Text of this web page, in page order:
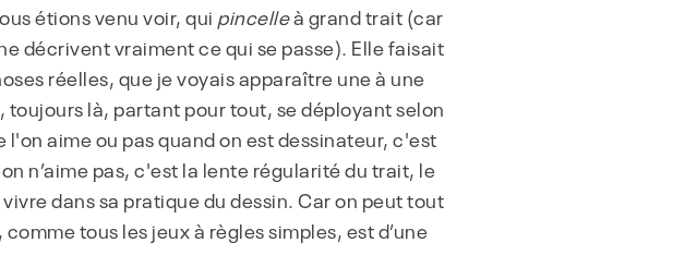
étions venu voir, qui pincelleà grand trait (car
décrivent vraiment ce qui se passe). Elle faisait
réelles, que je voyais apparaître une à une
toujours là, partant pour tout, se déployant selon
aime ou pas quand on est dessinateur, c'est
n’aime pas, c'est la lente régularité du trait, le
dans sa pratique du dessin. Car on peut tout
tous les jeux à règles simples, est d’une